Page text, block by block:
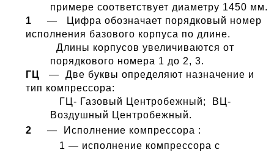
примере соответствует диаметру 1450 мм.
1 — Цифра обозначает порядковый номер
исполнения базового корпуса по длине.
Длины корпусов увеличиваются от
порядкового номера 1 до 2, 3.
ГЦ — Две буквы определяют назначение и
тип компрессора:
ГЦ- Газовый Центробежный; ВЦ-
Воздушный Центробежный.
2 — Исполнение компрессора :
1 — исполнение компрессора с